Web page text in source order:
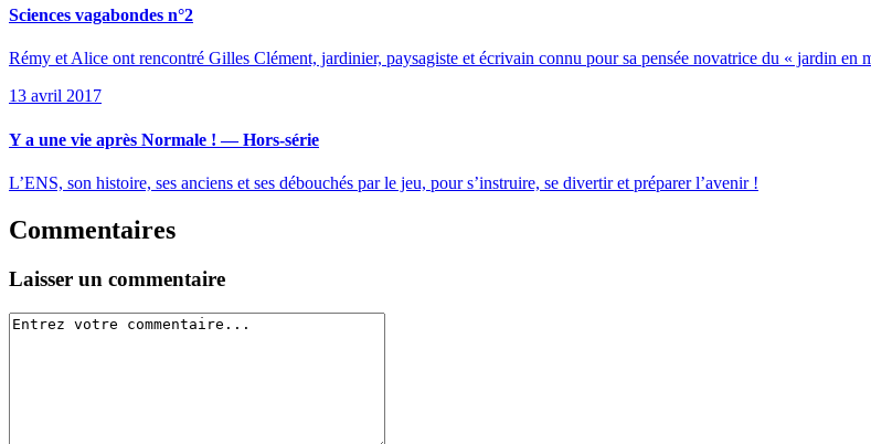
Sciences vagabondes n°2
Rémy et Alice ont rencontré Gilles Clément, jardinier, paysagiste et écrivain connu pour sa pensée novatrice du « jardin en
13 avril 2017
Y a une vie après Normale ! — Hors-série
L’ENS, son histoire, ses anciens et ses débouchés par le jeu, pour s’instruire, se divertir et préparer l’avenir !
Commentaires
Laisser un commentaire